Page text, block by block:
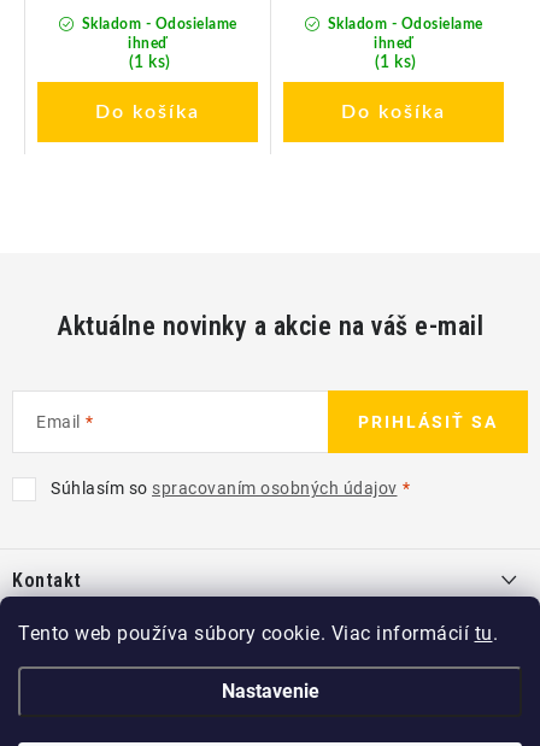
Tento web používa súbory cookie. Viac informácií tu.
Nastavenie
Skladom - Odosielame
ihneď
(1 ks)
Do košíka
Skladom - Odosielame
ihneď
(1 ks)
Do košíka
Aktuálne novinky a akcie na váš e-mail
Email
Súhlasím so spracovaním osobných údajov
PRIHLÁSIŤ SA
pKontakt
info@ kcshop.sk
+421 918 725 111
Kategórie